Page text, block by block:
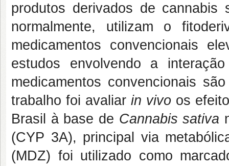
produtos derivados de cannabis
normalmente, utilizam o
medicamentos convencionais
estudos envolvendo a
medicamentos convencionais
trabalho foi avaliar in vivo os
Brasil à base de Cannabis sativa
(CYP 3A), principal via
(MDZ) foi utilizado como